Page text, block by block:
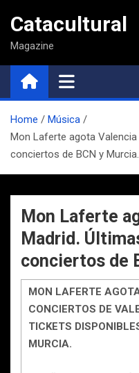
contenido
Catacultural
Magazine
Home
Música
Mon Laferte agota
conciertos de BCN y Murcia.
Mon Laferte
Madrid.
conciertos de
MON LAFERTE
CONCIERTOS DE
TICKETS
MURCIA.